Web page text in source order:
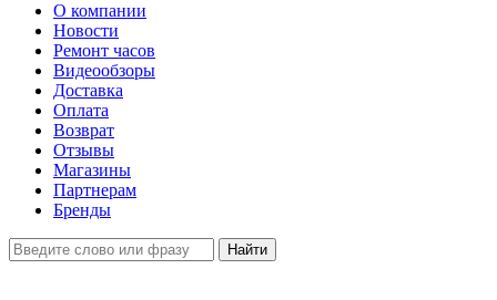
О компании
Новости
Ремонт часов
Видеообзоры
Доставка
Оплата
Возврат
Отзывы
Магазины
Партнерам
Бренды